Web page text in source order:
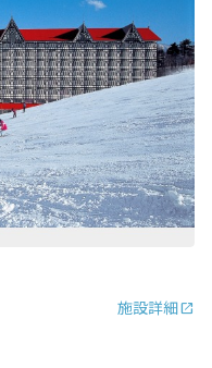
施設詳細